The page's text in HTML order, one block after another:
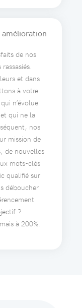
amélioration
de nos
et dans
à votre
n’évolue
qui ne la
nos
mission de
de nouvelles
mots-clés
qualifié sur
déboucher
?
à 200%.